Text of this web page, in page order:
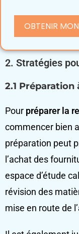
OBTENIR
2. Stratégies
2.1 Préparation
Pour préparer la
commencer bien
préparation peut
l’achat des
espace d’étude
révision des
mise en route de